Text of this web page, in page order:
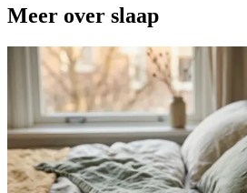
Meer over slaap